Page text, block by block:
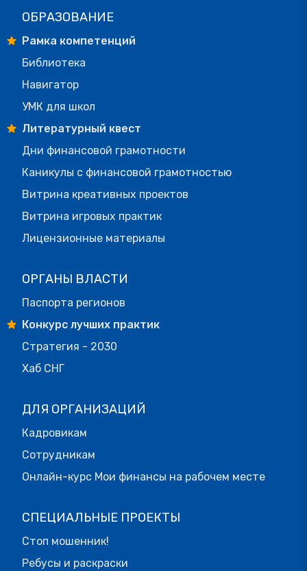
ОБРАЗОВАНИЕ
Рамка компетенций
Библиотека
Навигатор
УМК для школ
Литературный квест
Дни финансовой грамотности
Каникулы с финансовой грамотностью
Витрина креативных проектов
Витрина игровых практик
Лицензионные материалы
ОРГАНЫ ВЛАСТИ
Паспорта регионов
Конкурс лучших практик
Стратегия - 2030
Хаб СНГ
ДЛЯ ОРГАНИЗАЦИЙ
Кадровикам
Сотрудникам
Онлайн-курс Мои финансы на рабочем месте
СПЕЦИАЛЬНЫЕ ПРОЕКТЫ
Стоп мошенник!
Ребусы и раскраски